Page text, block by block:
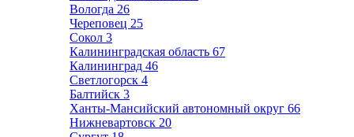
Вологда 26
Череповец 25
Сокол 3
Калининградская область 67
Калининград 46
Светлогорск 4
Балтийск 3
Ханты-Мансийский автономный округ 66
Нижневартовск 20